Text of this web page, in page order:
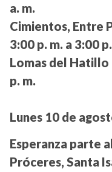
a. m.
Cimientos, Entre
3:00 p. m. a 3:00
Lomas del Hatillo
p. m.
Lunes 10 de
Esperanza parte
Próceres, Santa